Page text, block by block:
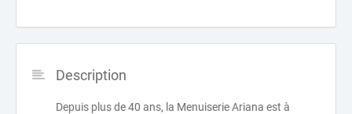
Description
Depuis plus de 40 ans, la Menuiserie Ariana est à